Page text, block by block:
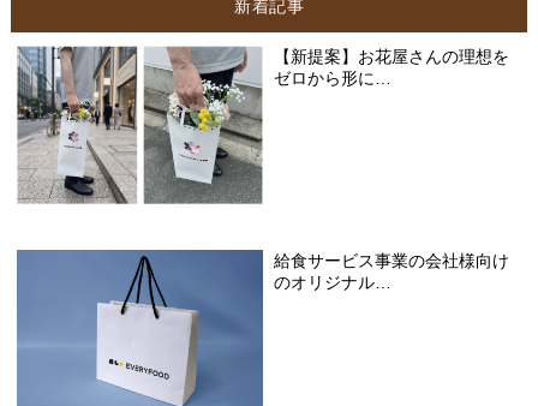
新着記事
【新提案】お花屋さんの理想を
ゼロから形に…
給食サービス事業の会社様向け
のオリジナル…